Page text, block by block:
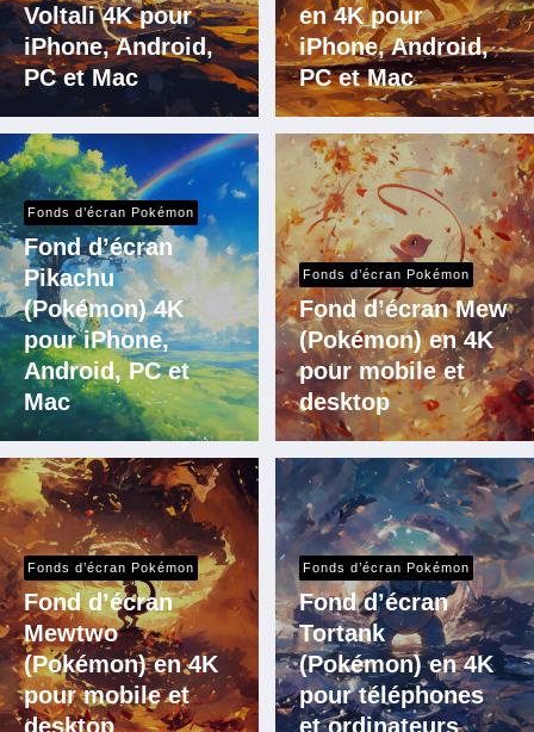
Voltali 4K pour
iPhone, Android,
PC et Mac
en 4K pour
iPhone, Android,
PC et Mac
Fonds d’écran Pokémon
Fond d’écran
Pikachu
(Pokémon) 4K
pour iPhone,
Android, PC et
Mac
Fonds d’écran Pokémon
Fond d’écran Mew
(Pokémon) en 4K
pour mobile et
desktop
Fonds d’écran Pokémon
Fond d’écran
Mewtwo
(Pokémon) en 4K
pour mobile et
desktop
Fonds d’écran Pokémon
Fond d’écran
Tortank
(Pokémon) en 4K
pour téléphones
et ordinateurs